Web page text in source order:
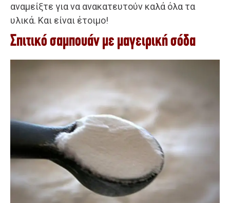
αναμείξτε για να ανακατευτούν καλά όλα τα
υλικά. Και είναι έτοιμο!
Σπιτικό σαμπουάν με μαγειρική σόδα